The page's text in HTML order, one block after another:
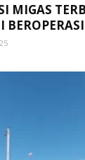
MIGAS